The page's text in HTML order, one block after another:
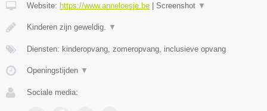
Website: https://www.anneloesje.be | Screenshot ▼
Kinderen zijn geweldig. ▼
Diensten: kinderopvang, zomeropvang, inclusieve opvang
Openingstijden ▼
Sociale media: